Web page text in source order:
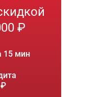
₽
15 мин